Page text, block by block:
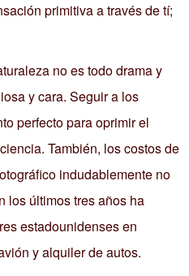
primitiva a través de tí;
no es todo drama y
y cara. Seguir a los
perfecto para oprimir el
También, los costos de
indudablemente no
los últimos tres años ha
estadounidenses en
y alquiler de autos.